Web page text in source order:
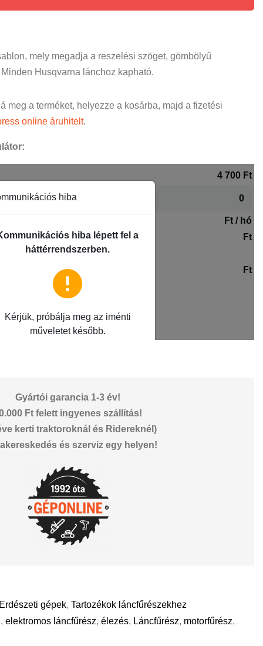
mely megadja a reszelési szöget, gömbölyű
Husqvarna lánchoz kapható.
meg a terméket, helyezze a kosárba, majd a fizetési
online áruhitelt.
Gyártói garancia 1-3 év!
Ft felett ingyenes szállítás!
kerti traktoroknál és Ridereknél)
és szerviz egy helyen!
gépek,Tartozékok láncfűrészekhez
,elektromos láncfűrész,élezés, Láncfűrész, motorfűrész,